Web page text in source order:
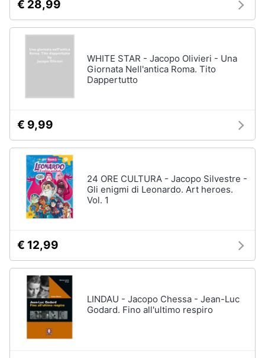
€ 28,99
WHITE STAR - Jacopo Olivieri - Una
Giornata Nell'antica Roma. Tito
Dappertutto
€ 9,99
24 ORE CULTURA - Jacopo Silvestre -
Gli enigmi di Leonardo. Art heroes.
Vol. 1
€ 12,99
LINDAU - Jacopo Chessa - Jean-Luc
Godard. Fino all'ultimo respiro